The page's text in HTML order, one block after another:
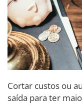
Cortar custos ou
saída para ter